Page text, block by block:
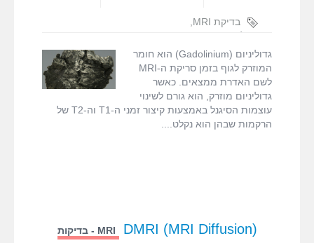
בדיקת MRI
גדוליניום
האדרה
גדוליניום (Gadolinium) הוא חומר
המוזרק לגוף בזמן סריקת ה-MRI
לשם האדרת ממצאים. כאשר
גדוליניום מוזרק, הוא גורם לשינוי
עוצמות הסיגנל באמצעות קיצור זמני ה-T1 וה-T2 של
הרקמות שבהן הוא נקלט.
(DMRI (MRI Diffusion MRI - בדיקות